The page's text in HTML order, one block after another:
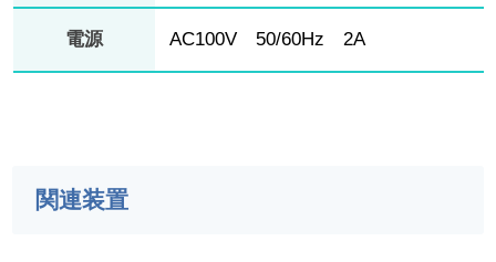
電源 AC100V 50/60Hz 2A
関連装置